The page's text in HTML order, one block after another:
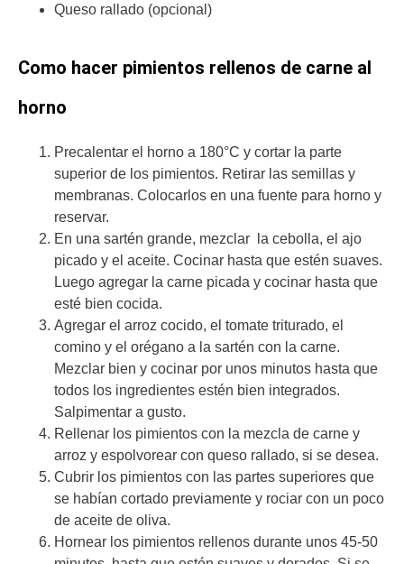
Queso rallado (opcional)
Como hacer pimientos rellenos de carne al
horno
Precalentar el horno a 180°C y cortar la parte
superior de los pimientos. Retirar las semillas y
membranas. Colocarlos en una fuente para horno y
reservar.
En una sartén grande, mezclar la cebolla, el ajo
picado y el aceite. Cocinar hasta que estén suaves.
Luego agregar la carne picada y cocinar hasta que
esté bien cocida.
Agregar el arroz cocido, el tomate triturado, el
comino y el orégano a la sartén con la carne.
Mezclar bien y cocinar por unos minutos hasta que
todos los ingredientes estén bien integrados.
Salpimentar a gusto.
Rellenar los pimientos con la mezcla de carne y
arroz y espolvorear con queso rallado, si se desea.
Cubrir los pimientos con las partes superiores que
se habían cortado previamente y rociar con un poco
de aceite de oliva.
Hornear los pimientos rellenos durante unos 45-50